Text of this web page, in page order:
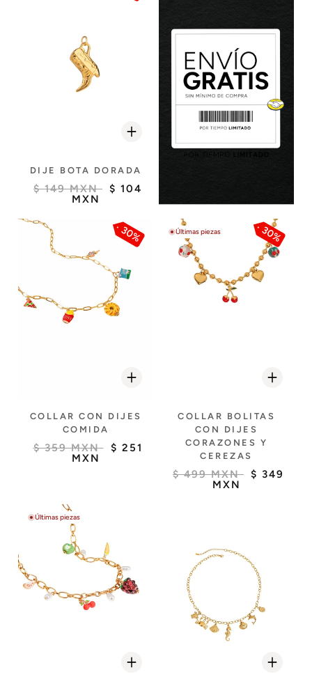
DIJE BOTA DORADA
$ 149 MXN
$ 104
MXN
30%
COLLAR CON DIJES
COMIDA
$ 359 MXN
$ 251
MXN
Últimas piezas 30%
COLLAR BOLITAS
CON DIJES
CORAZONES Y
CEREZAS
$ 499 MXN
$ 349
MXN
Últimas piezas